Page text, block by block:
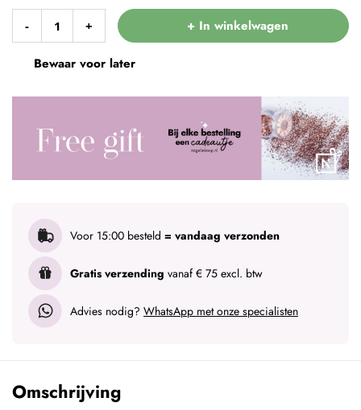
- + + In winkelwagen
Bewaar voor later
Voor 15:00 besteld = vandaag verzonden
Gratis verzending vanaf € 75 excl. btw
Advies nodig? WhatsApp met onze specialisten
Omschrijving